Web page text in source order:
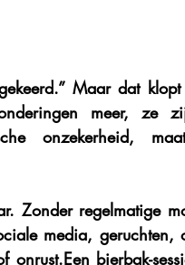
Maar dat
meer, ze
onzekerheid,
Zonder regelmatige
media, geruchten,
bierbak-